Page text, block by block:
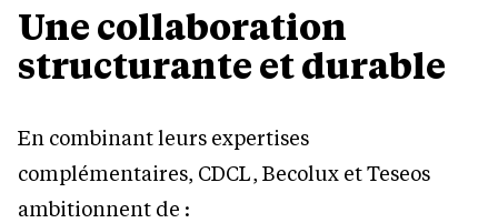
Une collaboration
structurante et durable
En combinant leurs expertises
complémentaires, CDCL, Becolux et Teseos
ambitionnent de :